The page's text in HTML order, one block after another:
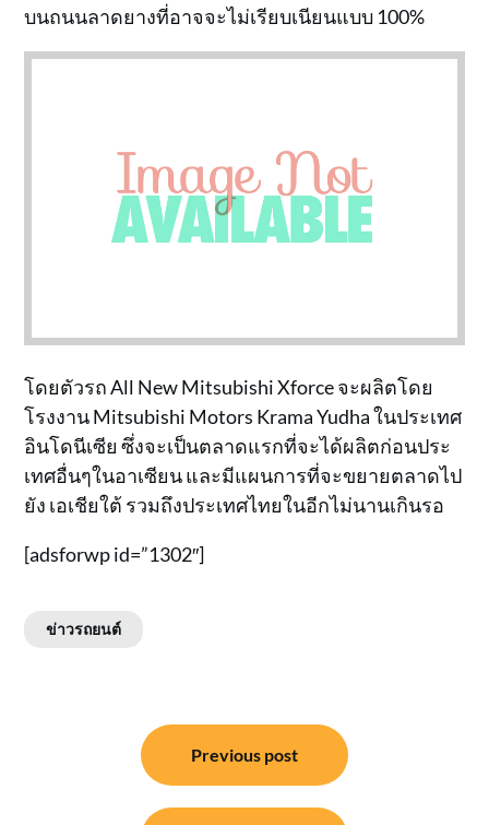
บนถนนลาดยางที่อาจจะไม่เรียบเนียนแบบ 100%
โดยตัวรถ All New Mitsubishi Xforce จะผลิตโดย
โรงงาน Mitsubishi Motors Krama Yudha ในประเทศ
อินโดนีเซีย ซึ่งจะเป็นตลาดแรกที่จะได้ผลิตก่อนประ
เทศอื่นๆในอาเซียน และมีแผนการที่จะขยายตลาดไป
ยัง เอเชียใต้ รวมถึงประเทศไทยในอีกไม่นานเกินรอ
[adsforwp id=”1302″]
ข่าวรถยนต์
Previous post